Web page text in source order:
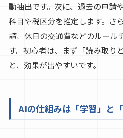
動抽出です。次に、過去の申請
科目や税区分を推定します。さ
請、休日の交通費などのルール
す。初心者は、まず「読み取り
と、効果が出やすいです。
AIの仕組みは「学習」と